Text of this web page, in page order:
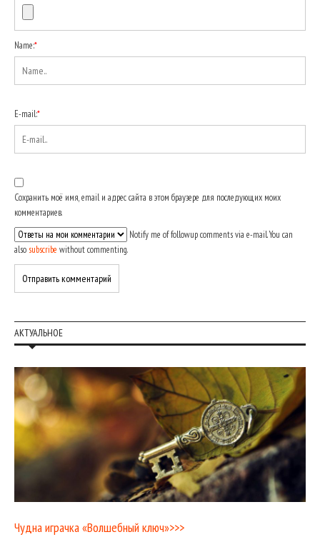
Name:*
E-mail:*
Сохранить моё имя, email и адрес сайта в этом браузере для последующих моих
комментариев.
Notify me of followup comments via e-mail. You can
also subscribe without commenting.
АКТУАЛЬНОЕ
Чудна играчка «Волшебный ключ»>>>